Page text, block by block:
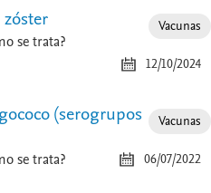
Vacunas
12/10/2024
se trata?
Vacunas
06/07/2022
(serogrupos
se trata?